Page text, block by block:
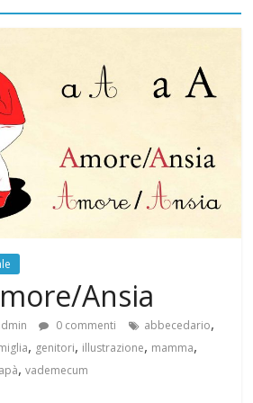
Ansia
0 commenti abbecedario,
, genitori, illustrazione, mamma,
,vademecum